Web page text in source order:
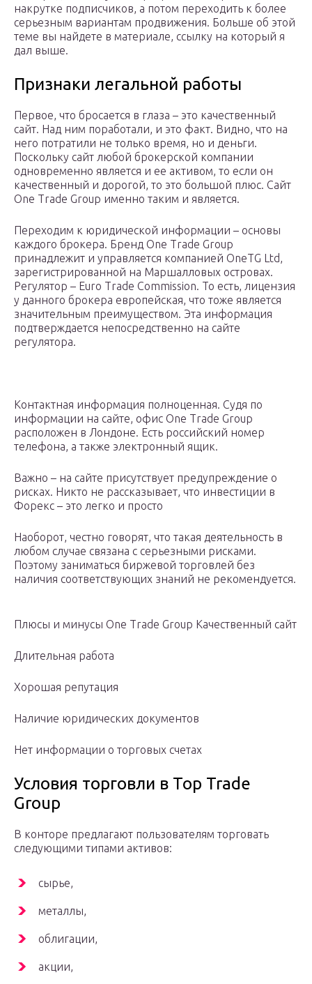
накрутке подписчиков, а потом переходить к более
серьезным вариантам продвижения. Больше об этой
теме вы найдете в материале, ссылку на который я
дал выше.
Признаки легальной работы
Первое, что бросается в глаза – это качественный
сайт. Над ним поработали, и это факт. Видно, что на
него потратили не только время, но и деньги.
Поскольку сайт любой брокерской компании
одновременно является и ее активом, то если он
качественный и дорогой, то это большой плюс. Сайт
One Trade Group именно таким и является.
Переходим к юридической информации – основы
каждого брокера. Бренд One Trade Group
принадлежит и управляется компанией OneTG Ltd,
зарегистрированной на Маршалловых островах.
Регулятор – Euro Trade Commission. То есть, лицензия
у данного брокера европейская, что тоже является
значительным преимуществом. Эта информация
подтверждается непосредственно на сайте
регулятора.
Контактная информация полноценная. Судя по
информации на сайте, офис One Trade Group
расположен в Лондоне. Есть российский номер
телефона, а также электронный ящик.
Важно – на сайте присутствует предупреждение о
рисках. Никто не рассказывает, что инвестиции в
Форекс – это легко и просто
Наоборот, честно говорят, что такая деятельность в
любом случае связана с серьезными рисками.
Поэтому заниматься биржевой торговлей без
наличия соответствующих знаний не рекомендуется.
Плюсы и минусы One Trade Group Качественный сайт
Длительная работа
Хорошая репутация
Наличие юридических документов
Нет информации о торговых счетах
Условия торговли в Top Trade
Group
В конторе предлагают пользователям торговать
следующими типами активов:
сырье,
металлы,
облигации,
акции,